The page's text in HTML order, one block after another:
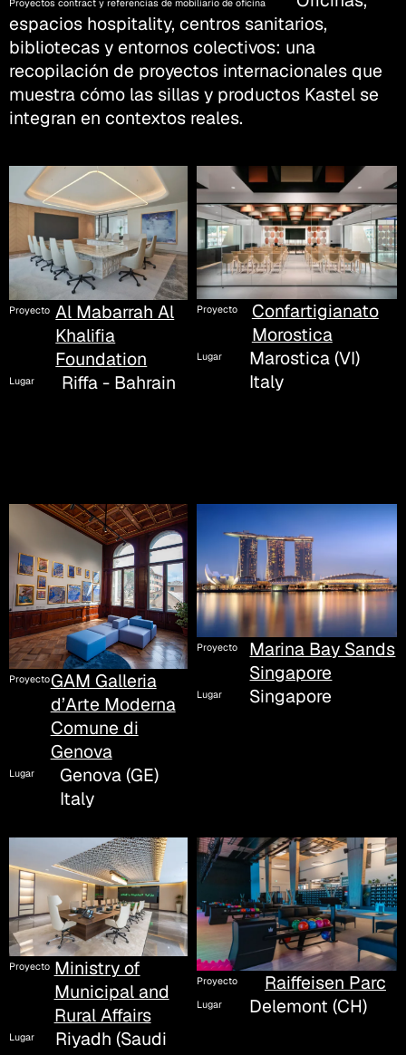
Proyectos contract y referencias de mobiliario de oficina
espacios hospitality, centros sanitarios,
bibliotecas y entornos colectivos: una
recopilación de proyectos internacionales que
muestra cómo las sillas y productos Kastel se
integran en contextos reales.
Proyecto Al Mabarrah Al
Khalifia
Foundation
Lugar Riffa - Bahrain
Proyecto
Confartigianato
Morostica
Lugar
Marostica (VI)
Italy
ProyectoGAM Galleria
d’Arte Moderna
Comune di
Genova
Lugar
Genova (GE)
Italy
Proyecto
Marina Bay Sands
Singapore
Lugar Singapore
Proyecto Ministry of
Municipal and
Rural Affairs
Lugar
Riyadh (Saudi
Proyecto Raiffeisen Parc
Lugar Delemont (CH)